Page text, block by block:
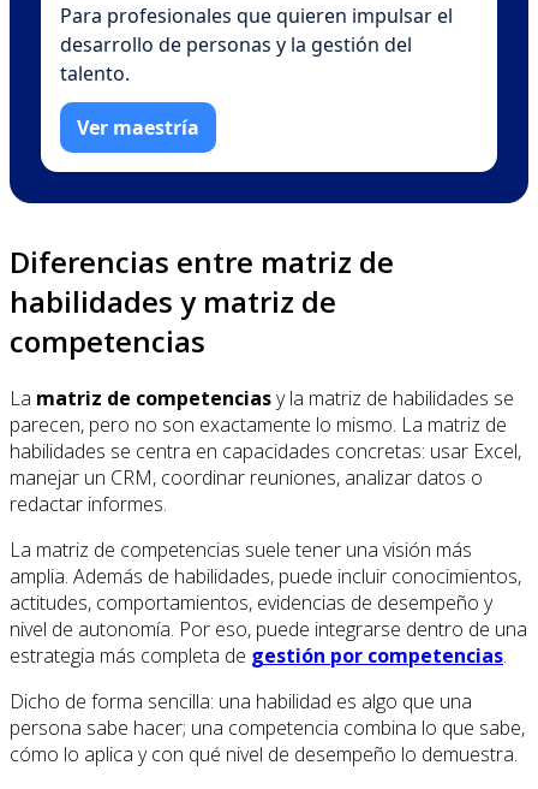
Para profesionales que quieren impulsar el
desarrollo de personas y la gestión del
talento.
Ver maestría
Diferencias entre matriz de
habilidades y matriz de
competencias
La matriz de competenciasy la matriz de habilidades se
parecen, pero no son exactamente lo mismo. La matriz de
habilidades se centra en capacidades concretas: usar Excel,
manejar un CRM, coordinar reuniones, analizar datos o
redactar informes.
La matriz de competencias suele tener una visión más
amplia. Además de habilidades, puede incluir conocimientos,
actitudes, comportamientos, evidencias de desempeño y
nivel de autonomía. Por eso, puede integrarse dentro de una
estrategia más completa de gestión por competencias.
Dicho de forma sencilla: una habilidad es algo que una
persona sabe hacer; una competencia combina lo que sabe,
cómo lo aplica y con qué nivel de desempeño lo demuestra.